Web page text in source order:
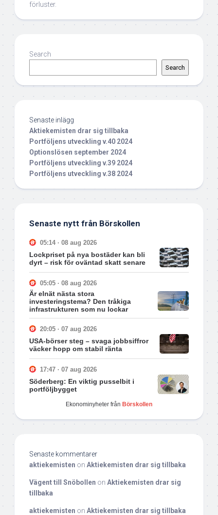
förluster.
Search
Search
Senaste inlägg
Aktiekemisten drar sig tillbaka
Portföljens utveckling v.40 2024
Optionslösen september 2024
Portföljens utveckling v.39 2024
Portföljens utveckling v.38 2024
Senaste nytt från Börskollen
05:14 · 08 aug 2026
Lockpriset på nya bostäder kan bli
dyrt – risk för oväntad skatt senare
05:05 · 08 aug 2026
Är elnät nästa stora
investeringstema? Den tråkiga
infrastrukturen som nu lockar
20:05 · 07 aug 2026
USA-börser steg – svaga jobbsiffror
väcker hopp om stabil ränta
17:47 · 07 aug 2026
Söderberg: En viktig pusselbit i
portföljbygget
Ekonominyheter från Börskollen
Senaste kommentarer
aktiekemisten on Aktiekemisten drar sig tillbaka
Vägent till Snöbollen on Aktiekemisten drar sig
tillbaka
aktiekemisten on Aktiekemisten drar sig tillbaka